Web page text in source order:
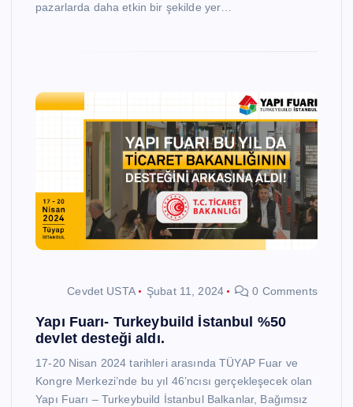
pazarlarda daha etkin bir şekilde yer…
Cevdet USTA Şubat 11, 2024 0 Comments
Yapı Fuarı- Turkeybuild İstanbul %50
devlet desteği aldı.
17-20 Nisan 2024 tarihleri arasında TÜYAP Fuar ve
Kongre Merkezi’nde bu yıl 46’ncısı gerçekleşecek olan
Yapı Fuarı – Turkeybuild İstanbul Balkanlar, Bağımsız